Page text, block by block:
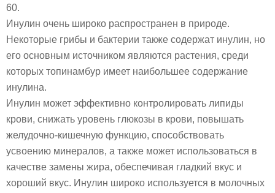
60.
Инулин очень широко распространен в природе.
Некоторые грибы и бактерии также содержат инулин, но
его основным источником являются растения, среди
которых топинамбур имеет наибольшее содержание
инулина.
Инулин может эффективно контролировать липиды
крови, снижать уровень глюкозы в крови, повышать
желудочно-кишечную функцию, способствовать
усвоению минералов, а также может использоваться в
качестве замены жира, обеспечивая гладкий вкус и
хороший вкус. Инулин широко используется в молочных